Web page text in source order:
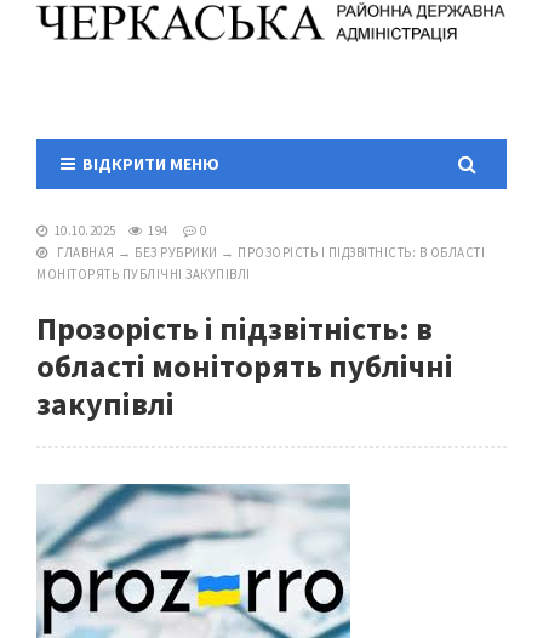
ВІДКРИТИ МЕНЮ
10.10.2025 194
0
ГЛАВНАЯ → БЕЗ РУБРИКИ → ПРОЗОРІСТЬ І ПІДЗВІТНІСТЬ: В ОБЛАСТІ
МОНІТОРЯТЬ ПУБЛІЧНІ ЗАКУПІВЛІ
Прозорість і підзвітність: в
області моніторять публічні
закупівлі